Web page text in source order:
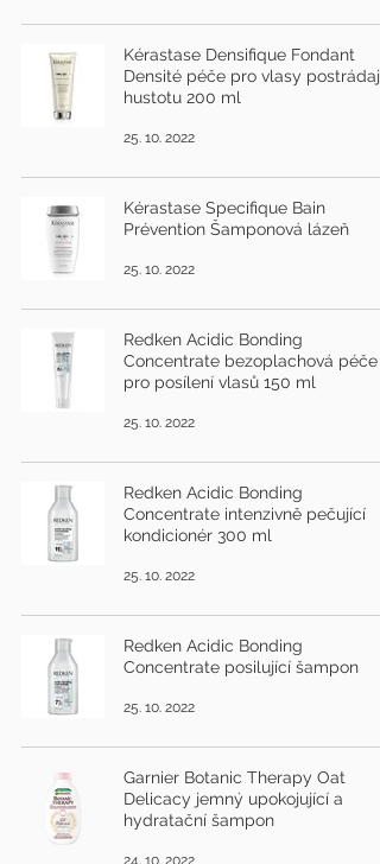
Kérastase Densifique Fondant
Densité péče pro vlasy
hustotu 200 ml
25. 10. 2022
Kérastase Specifique Bain
Prévention Šamponová lázeň
25. 10. 2022
Redken Acidic Bonding
Concentrate bezoplachová péče
pro posílení vlasů 150 ml
25. 10. 2022
Redken Acidic Bonding
Concentrate intenzivně pečující
kondicionér 300 ml
25. 10. 2022
Redken Acidic Bonding
Concentrate posilující šampon
25. 10. 2022
Garnier Botanic Therapy Oat
Delicacy jemný upokojující a
hydratační šampon
24. 10. 2022